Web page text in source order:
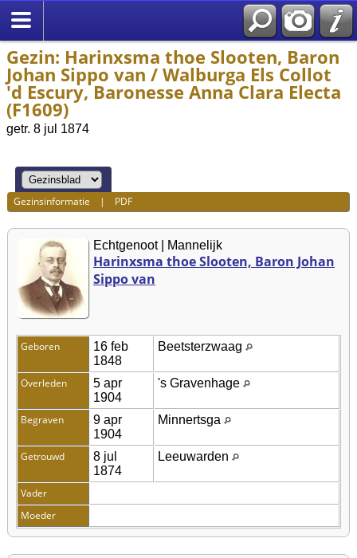
Gezin: Harinxsma thoe Slooten, Baron
Johan Sippo van / Walburga Els Collot
'd Escury, Baronesse Anna Clara Electa
(F1609)
getr. 8 jul 1874
Gezinsinformatie | PDF
Echtgenoot | Mannelijk
Harinxsma thoe Slooten, Baron Johan
Sippo van
Geboren
16 feb
1848
Beetsterzwaag
Overleden
5 apr
1904
's Gravenhage
Begraven
9 apr
1904
Minnertsga
Getrouwd
8 jul
1874
Leeuwarden
Vader
Moeder